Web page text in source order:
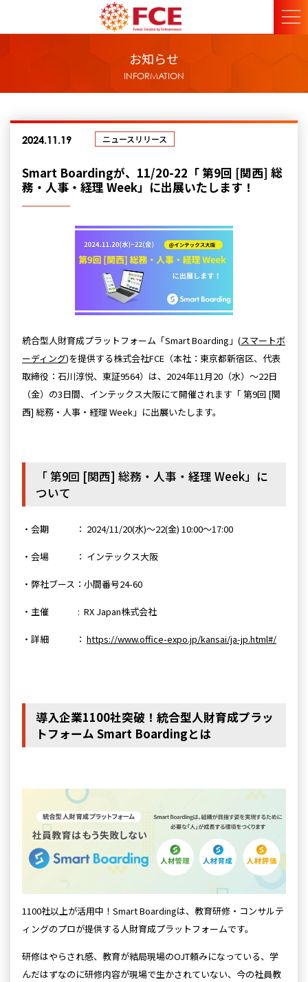
お知らせ
INFORMATION
2024.11.19 ニュースリリース
Smart Boardingが、11/20-22「 第9回 [関西] 総
務・人事・経理 Week」に出展いたします！
統合型人財育成プラットフォーム「Smart Boarding」(スマートボ
ーディング)を提供する株式会社FCE（本社：東京都新宿区、代表
取締役：石川淳悦、東証9564）は、2024年11月20（水）～22日
（金）の3日間、インテックス大阪にて開催されます「 第9回 [関
西] 総務・人事・経理 Week」に出展いたします。
「第9回 [関西] 総務・人事・経理 Week」に
ついて
・会期 ： 2024/11/20(水)～22(金) 10:00～17:00
・会場 ： インテックス大阪
・弊社ブース：小間番号24-60
・主催 : RX Japan株式会社
・詳細 ： https://www.office-expo.jp/kansai/ja-jp.html#/
導入企業1100社突破！統合型人財育成プラッ
トフォーム Smart Boardingとは
1100社以上が活用中！Smart Boardingは、教育研修・コンサルテ
ィングのプロが提供する人財育成プラットフォームです。
研修はやらされ感、教育が結局現場のOJT頼みになっている、学
んだはずなのに研修内容が現場で生かされていない、今の社員教